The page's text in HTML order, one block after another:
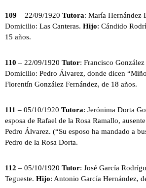
109 – 22/09/1920 Tutora: María Hernández
Domicilio: Las Canteras. Hijo: Cándido
15 años.
110 – 22/09/1920 Tutor: Francisco
Domicilio: Pedro Álvarez, donde dicen
Florentín González Fernández, de 18 años.
111 – 05/10/1920 Tutora: Jerónima Dorta
esposa de Rafael de la Rosa Ramallo,
Pedro Álvarez. (“Su esposo ha mandado a
Pedro de la Rosa Dorta.
112 – 05/10/1920 Tutor: José García
Tegueste. Hijo: Antonio García Hernández,